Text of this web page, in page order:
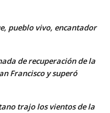
pueblo vivo, encantador
de recuperación de la
Francisco y superó
trajo los vientos de la